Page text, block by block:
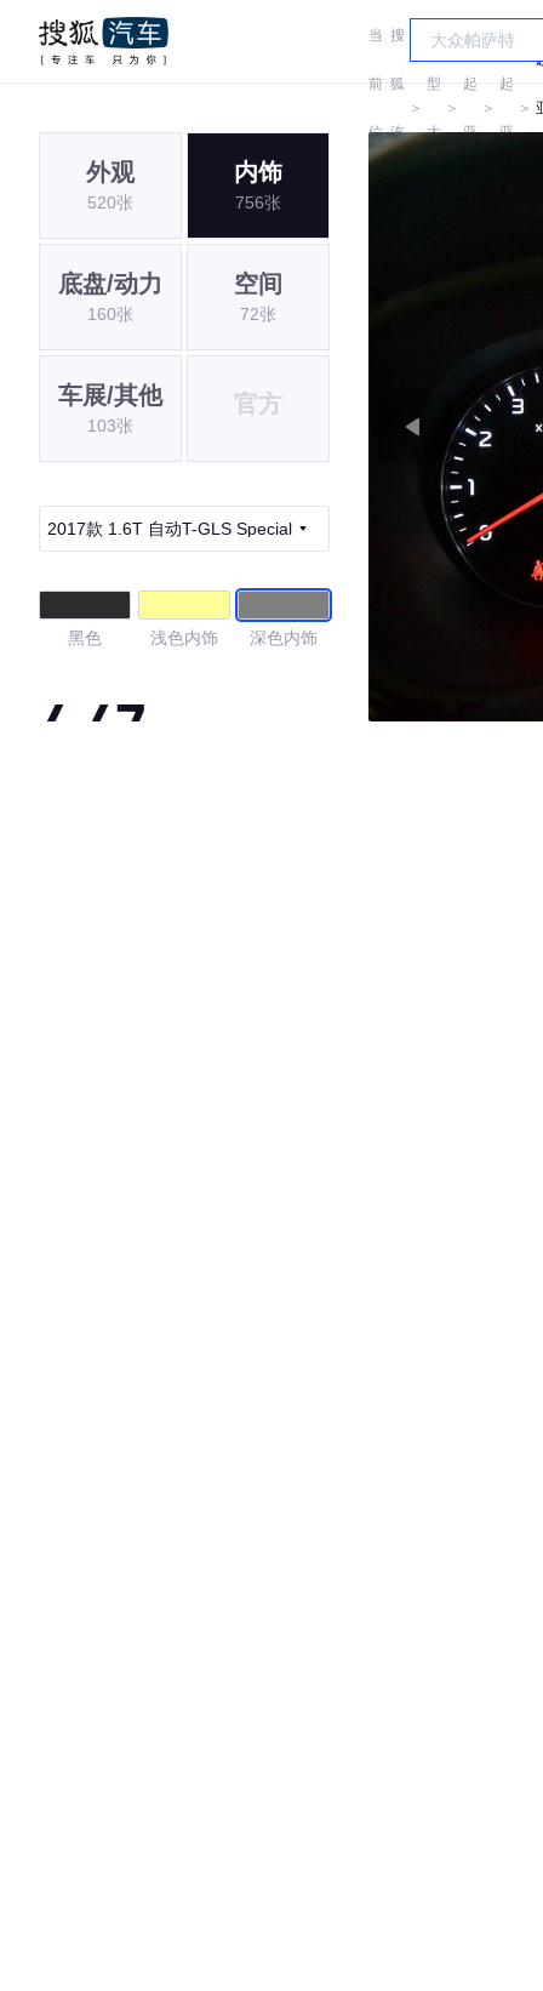
当
前
位
搜
狐
汽
＞
车
型
大
＞
起
亚
＞
起
亚
＞
外观
520张
内饰
756张
底盘/动力
160张
空间
72张
车展/其他
103张
官方
2017款 1.6T 自动T-GLS Special
黑色 浅色内饰 深色内饰
4.47